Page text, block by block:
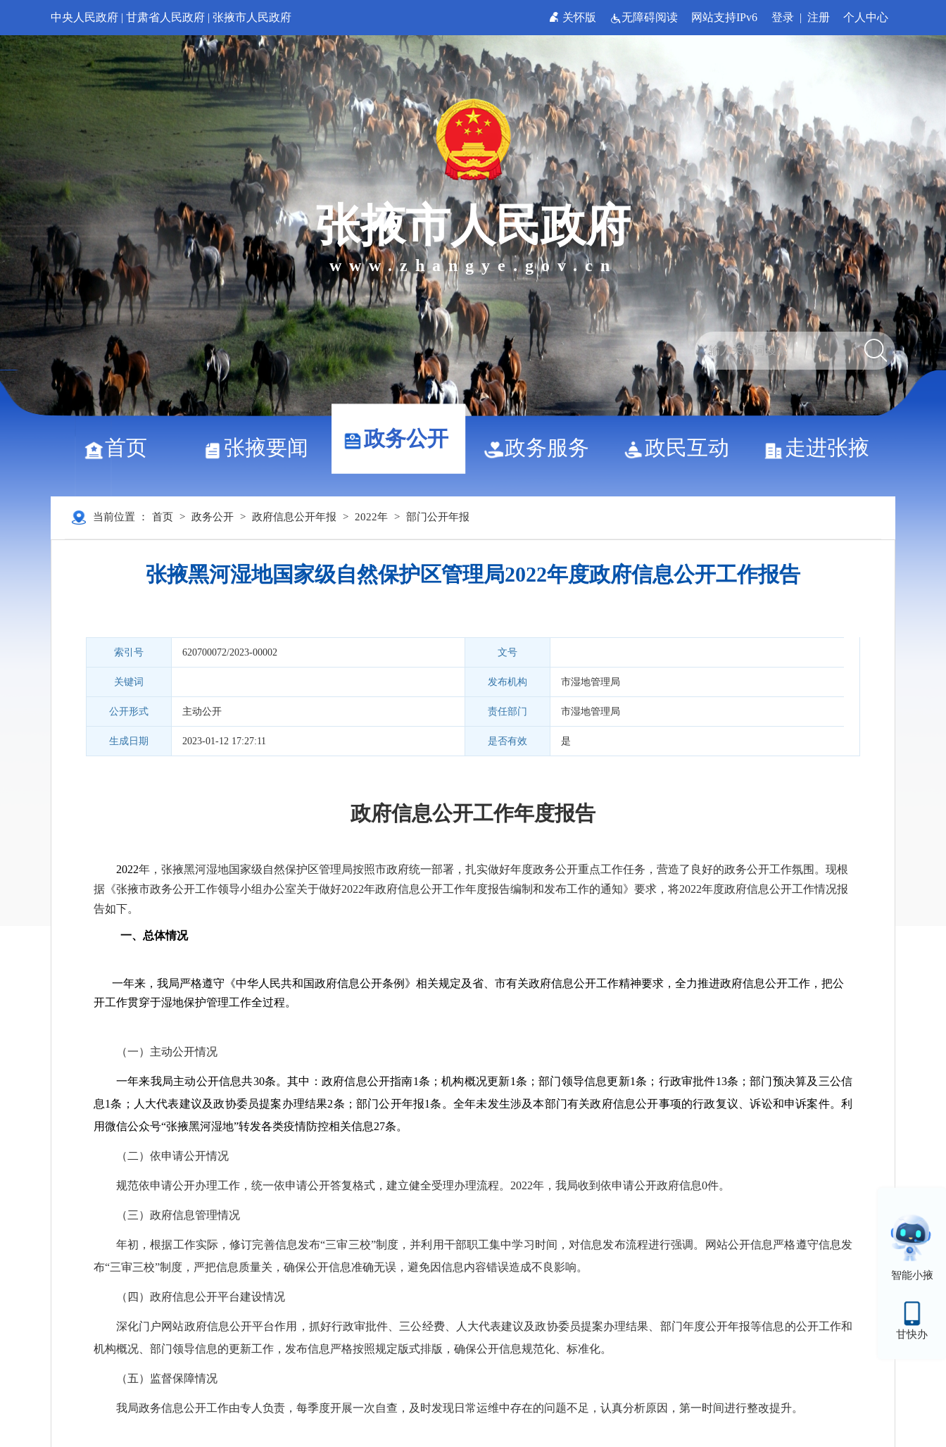
中央人民政府 | 甘肃省人民政府 | 张掖市人民政府 关怀版 无障碍阅读 网站支持IPv6 登录 | 注册 个人中心
张掖市人民政府
www.zhangye.gov.cn
首页 张掖要闻 政务公开 政务服务 政民互动 走进张掖
智能小掖
甘快办
当前位置 ： 首页 > 政务公开 > 政府信息公开年报 > 2022年 > 部门公开年报
张掖黑河湿地国家级自然保护区管理局2022年度政府信息公开工作报告
索引号 620700072/2023-00002 文号
关键词 发布机构 市湿地管理局
公开形式 主动公开 责任部门 市湿地管理局
生成日期 2023-01-12 17:27:11 是否有效 是
政府信息公开工作年度报告
2022年，张掖黑河湿地国家级自然保护区管理局按照市政府统一部署，扎实做好年度政务公开重点工作任务，营造了良好的政务公开工作氛围。现根
据《张掖市政务公开工作领导小组办公室关于做好2022年政府信息公开工作年度报告编制和发布工作的通知》要求，将2022年度政府信息公开工作情况报
告如下。
一、总体情况
一年来，我局严格遵守《中华人民共和国政府信息公开条例》相关规定及省、市有关政府信息公开工作精神要求，全力推进政府信息公开工作，把公
开工作贯穿于湿地保护管理工作全过程。
（一）主动公开情况
一年来我局主动公开信息共30条。其中：政府信息公开指南1条；机构概况更新1条；部门领导信息更新1条；行政审批件13条；部门预决算及三公信
息1条；人大代表建议及政协委员提案办理结果2条；部门公开年报1条。全年未发生涉及本部门有关政府信息公开事项的行政复议、诉讼和申诉案件。利
用微信公众号“张掖黑河湿地”转发各类疫情防控相关信息27条。
（二）依申请公开情况
规范依申请公开办理工作，统一依申请公开答复格式，建立健全受理办理流程。2022年，我局收到依申请公开政府信息0件。
（三）政府信息管理情况
年初，根据工作实际，修订完善信息发布“三审三校”制度，并利用干部职工集中学习时间，对信息发布流程进行强调。网站公开信息严格遵守信息发
布“三审三校”制度，严把信息质量关，确保公开信息准确无误，避免因信息内容错误造成不良影响。
（四）政府信息公开平台建设情况
深化门户网站政府信息公开平台作用，抓好行政审批件、三公经费、人大代表建议及政协委员提案办理结果、部门年度公开年报等信息的公开工作和
机构概况、部门领导信息的更新工作，发布信息严格按照规定版式排版，确保公开信息规范化、标准化。
（五）监督保障情况
我局政务信息公开工作由专人负责，每季度开展一次自查，及时发现日常运维中存在的问题不足，认真分析原因，第一时间进行整改提升。